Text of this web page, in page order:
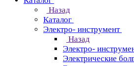
Назад
Каталог
Электро- инструмент
Назад
Электро-
Электрические